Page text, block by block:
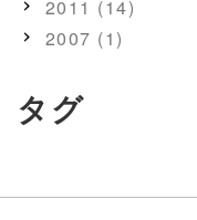
2011 (14)
2007 (1)
タグ